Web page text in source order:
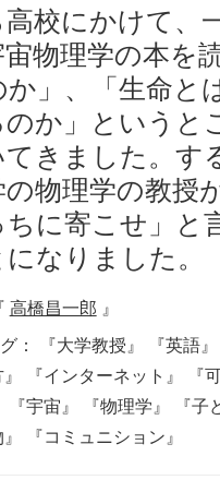
校にかけて、
物理学の本を
」、「生命と
か」というと
てきました。す
の物理学の教授
ちに寄こせ」と
なりました。
高橋昌一郎 』
：
『大学教授』
『英語
『インターネット』
『
『宇宙』 『物理学』
『子
『コミュニション』